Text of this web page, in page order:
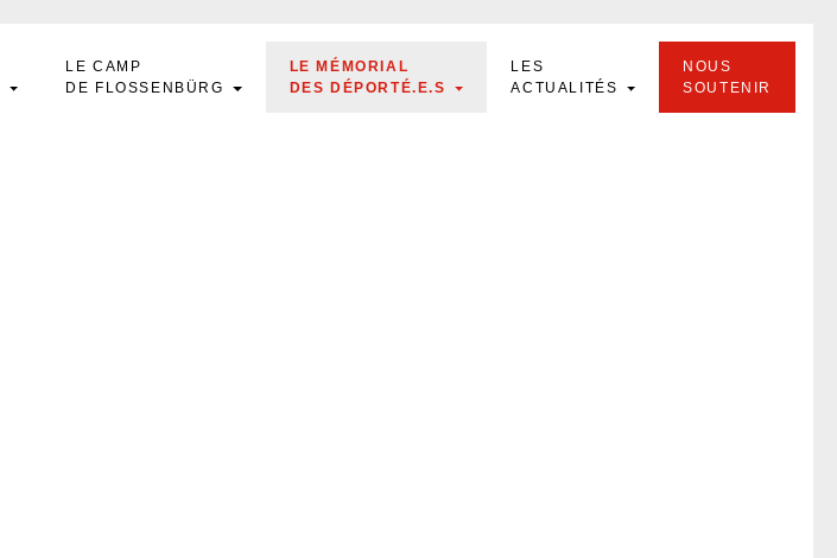
LE CAMP
DE FLOSSENBÜRG
LE MÉMORIAL
DES DÉPORTÉ.E.S
LES
ACTUALITÉS
NOUS
SOUTENIR